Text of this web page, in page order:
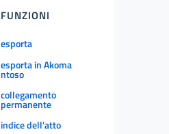
FUNZIONI
esporta
esporta in Akoma
ntoso
collegamento
permanente
indice dell'atto